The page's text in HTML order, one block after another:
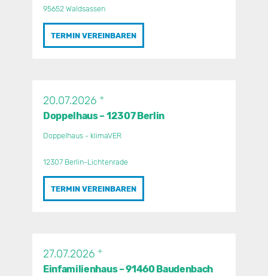
95652 Waldsassen
TERMIN VEREINBAREN
20.07.2026 +
Doppelhaus – 12307 Berlin
Doppelhaus - klimaVER
12307 Berlin-Lichtenrade
TERMIN VEREINBAREN
27.07.2026 +
Einfamilienhaus – 91460 Baudenbach